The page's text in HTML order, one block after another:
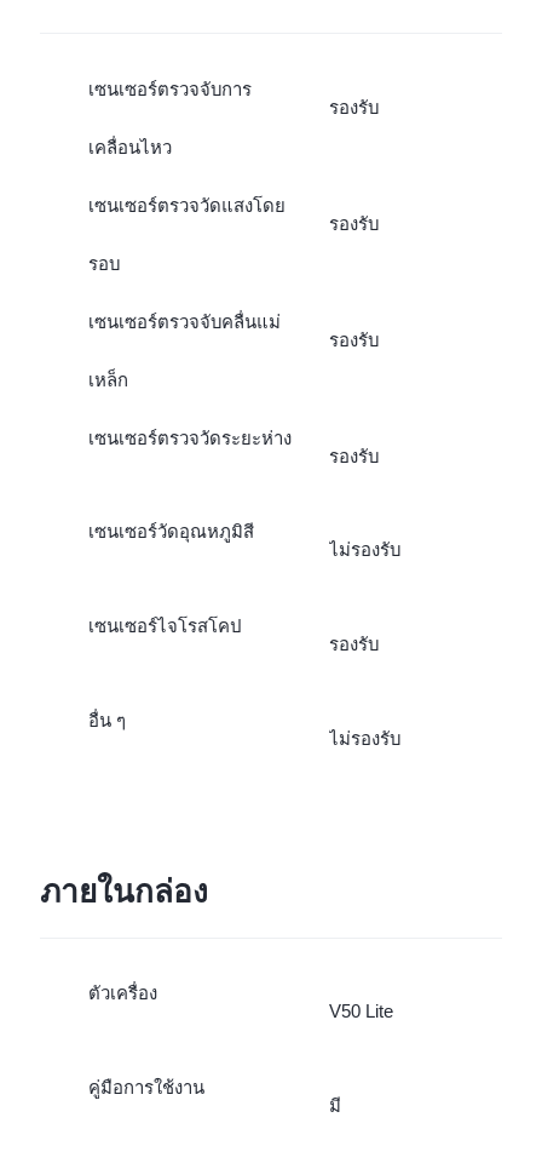
เซนเซอร์ตรวจจับการ
เคลื่อนไหว
รองรับ
เซนเซอร์ตรวจวัดแสงโดย
รอบ
รองรับ
เซนเซอร์ตรวจจับคลื่นแม่
เหล็ก
รองรับ
เซนเซอร์ตรวจวัดระยะห่าง
รองรับ
เซนเซอร์วัดอุณหภูมิสี
ไม่รองรับ
เซนเซอร์ไจโรสโคป
รองรับ
อื่น ๆ
ไม่รองรับ
ภายในกล่อง
ตัวเครื่อง
V50 Lite
คู่มือการใช้งาน
มี